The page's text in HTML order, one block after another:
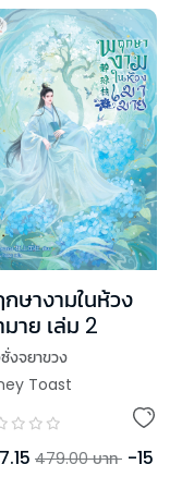
ษางามในห้วง
มาย เล่ม 2
งจยาขวง
Toast
479.00 บาท -15